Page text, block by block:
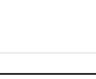
entraîneurs